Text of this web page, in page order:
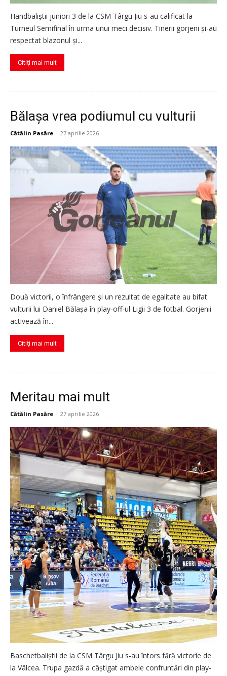
Handbaliștii juniori 3 de la CSM Târgu Jiu s-au calificat la
Turneul Semifinal în urma unui meci decisiv. Tinerii gorjeni și-au
respectat blazonul și...
Citiți mai mult
Bălașa vrea podiumul cu vulturii
Cătălin Pasăre - 27 aprilie 2026
Două victorii, o înfrângere și un rezultat de egalitate au bifat
vulturii lui Daniel Bălașa în play-off-ul Ligii 3 de fotbal. Gorjenii
activează în...
Citiți mai mult
Meritau mai mult
Cătălin Pasăre - 27 aprilie 2026
Baschetbaliștii de la CSM Târgu Jiu s-au întors fără victorie de
la Vâlcea. Trupa gazdă a câștigat ambele confruntări din play-